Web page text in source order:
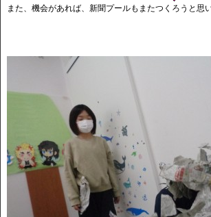
また、機会があれば、新聞プールもまたつくろうと思